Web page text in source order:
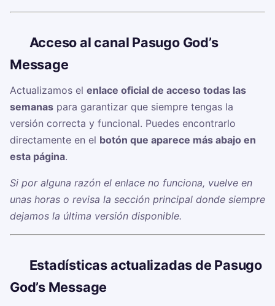
Acceso al canal Pasugo God’s
Message
Actualizamos el enlace oficial de acceso todas las
semanas para garantizar que siempre tengas la
versión correcta y funcional. Puedes encontrarlo
directamente en el botón que aparece más abajo en
esta página.
Si por alguna razón el enlace no funciona, vuelve en
unas horas o revisa la sección principal donde siempre
dejamos la última versión disponible.
Estadísticas actualizadas de Pasugo
God’s Message